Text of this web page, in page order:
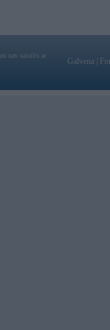
nav saistīts ar
Galvena